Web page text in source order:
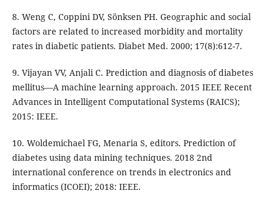
8. Weng C, Coppini DV, Sönksen PH. Geographic and social
factors are related to increased morbidity and mortality
rates in diabetic patients. Diabet Med. 2000; 17(8):612-7.
9. Vijayan VV, Anjali C. Prediction and diagnosis of diabetes
mellitus—A machine learning approach. 2015 IEEE Recent
Advances in Intelligent Computational Systems (RAICS);
2015: IEEE.
10. Woldemichael FG, Menaria S, editors. Prediction of
diabetes using data mining techniques. 2018 2nd
international conference on trends in electronics and
informatics (ICOEI); 2018: IEEE.